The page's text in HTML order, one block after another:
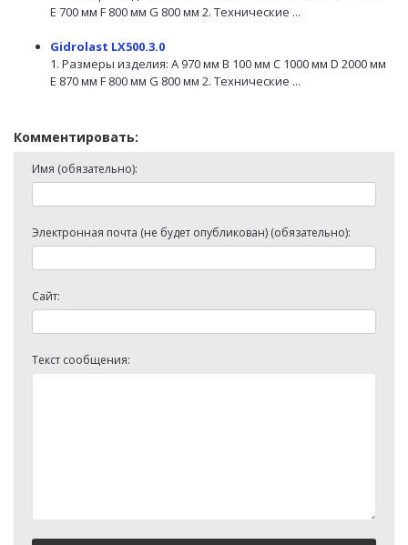
E 700 мм F 800 мм G 800 мм 2. Технические ...
Gidrolast LX500.3.0
1. Размеры изделия: A 970 мм B 100 мм C 1000 мм D 2000 мм
E 870 мм F 800 мм G 800 мм 2. Технические ...
Комментировать:
Имя (обязательно):
Электронная почта (не будет опубликован) (обязательно):
Сайт:
Текст сообщения: